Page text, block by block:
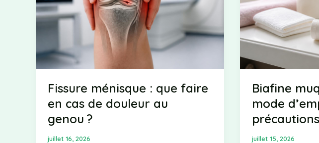
ou
à
la
jambe
Fissure ménisque : que faire
en cas de douleur au
genou ?
juillet 16, 2026
Biafine
mode
juillet 15, 2026